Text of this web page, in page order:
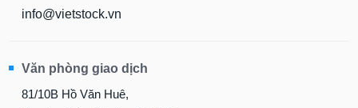
info@vietstock.vn
Văn phòng giao dịch
81/10B Hồ Văn Huê,